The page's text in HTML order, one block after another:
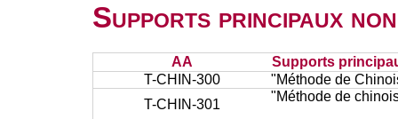
Supports principaux
AA
Supports
T-CHIN-300
"Méthode de
T-CHIN-301
"Méthode de